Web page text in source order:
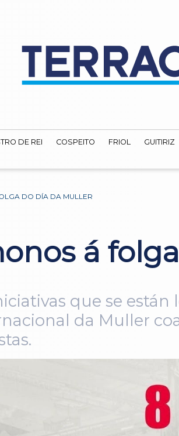
DE REI COSPEITO FRIOL GUITIRIZ
DO DÍA DA MULLER
á
que se
da Muller